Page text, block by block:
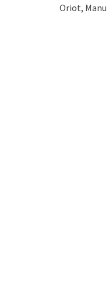
Oriot, Manu